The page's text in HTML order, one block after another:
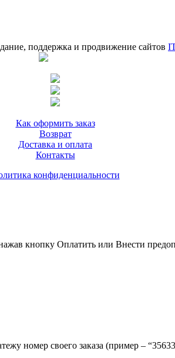
поддержка и продвижение сайтов
Как оформить заказ
Возврат
Доставка и оплата
Контакты
конфиденциальности
или Внести предоплату,
номер своего заказа (пример –